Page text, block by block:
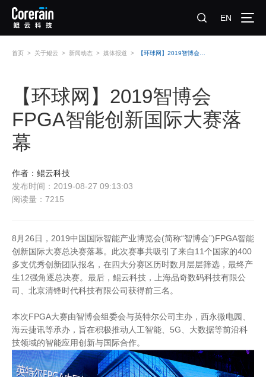
EN
首页 > 关于鲲云 > 新闻动态 > 媒体报道 >
【环球网】2019智博会
FPGA智能创新国际大赛落
幕
作者：鲲云科技
发布时间：2019-08-27 09:13:03
阅读量：7215
8月26日，2019中国国际智能产业博览会(简称“智博会”)FPGA智能
创新国际大赛总决赛落幕。此次赛事共吸引了来自11个国家的400
多支优秀创新团队报名，在四大分赛区历时数月层层筛选，最终产
生12强角逐总决赛。最后，鲲云科技，上海品奇数码科技有限公
司、北京清锋时代科技有限公司获得前三名。
本次FPGA大赛由智博会组委会与英特尔公司主办，西永微电园、
海云捷讯等承办，旨在积极推动人工智能、5G、大数据等前沿科
技领域的智能应用创新与国际合作。